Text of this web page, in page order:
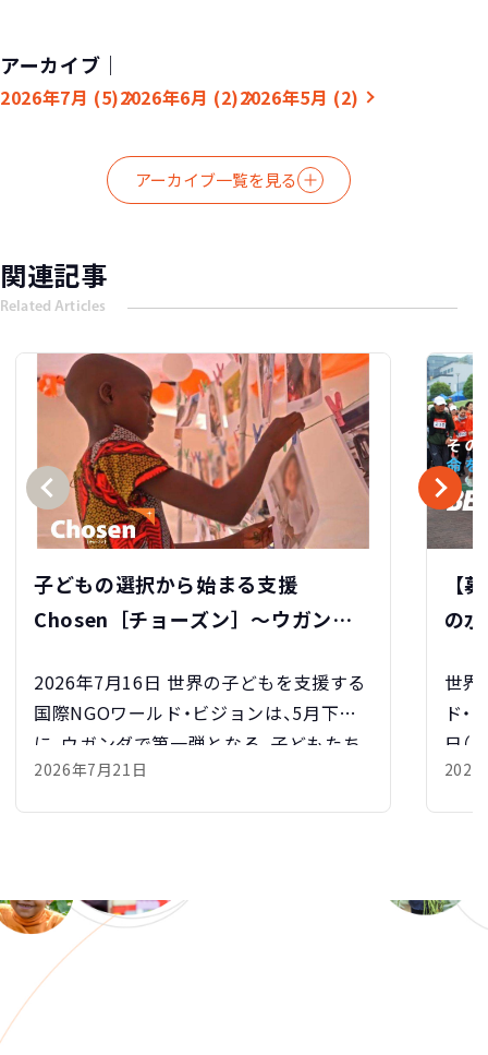
アーカイブ｜
2026年7月 (5)2026年6月 (2)2026年5月 (2)
アーカイブ一覧を見る
関連記事
Related Articles
子どもの選択から始まる支援
Chosen［チョーズン］～ウガンダ
家族や学生グループへ広がる「ご縁
の物語」
2026年7月16日 世界の子どもを支援する
国際NGOワールド・ビジョンは、5月下旬
に、ウガンダで第一弾となる、子どもたち
が写真の中から支援者を選ぶ「Chosenパ
2026年7月21日
【
の
6K
世界
ド・
日（
ト広
2026